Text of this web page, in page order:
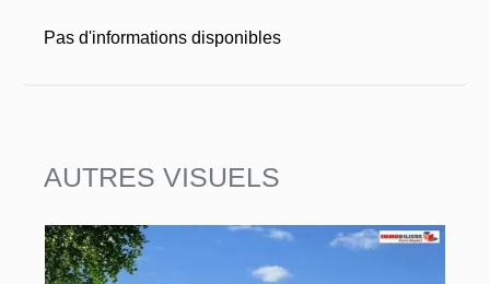
Pas d'informations disponibles
AUTRES VISUELS